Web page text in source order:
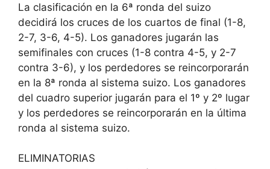
La clasificación en la 6ª ronda del suizo
decidirá los cruces de los cuartos de final (1-8,
2-7, 3-6, 4-5). Los ganadores jugarán las
semifinales con cruces (1-8 contra 4-5, y 2-7
contra 3-6), y los perdedores se reincorporarán
en la 8ª ronda al sistema suizo. Los ganadores
del cuadro superior jugarán para el 1º y 2º lugar
y los perdedores se reincorporarán en la última
ronda al sistema suizo.
ELIMINATORIAS